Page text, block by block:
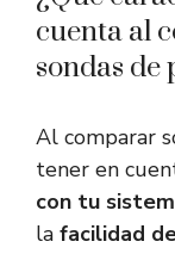
cuenta al
sondas de
Al comparar
tener en
con tu
la facilidad